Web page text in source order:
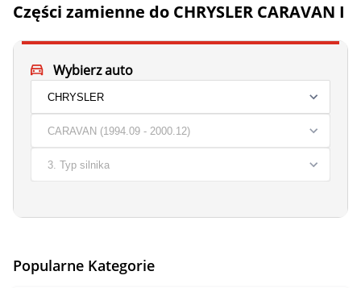
Części zamienne do CHRYSLER CARAVAN I
Wybierz auto
Popularne Kategorie